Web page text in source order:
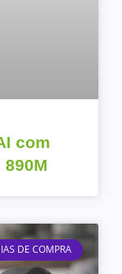
com
890M
DE COMPRA